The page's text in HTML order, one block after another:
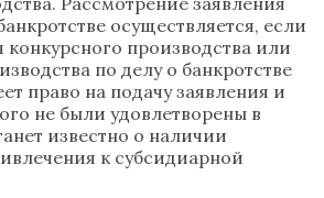
осуществляется, если
конкурсного производства или
по делу о банкротстве
право на подачу заявления и
не были удовлетворены в
известно о наличии
к субсидиарной